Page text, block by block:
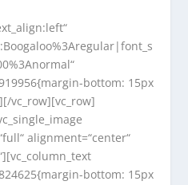
bottom: 15px
vc_row][vc_row]
alignment=“center“
bottom: 15px